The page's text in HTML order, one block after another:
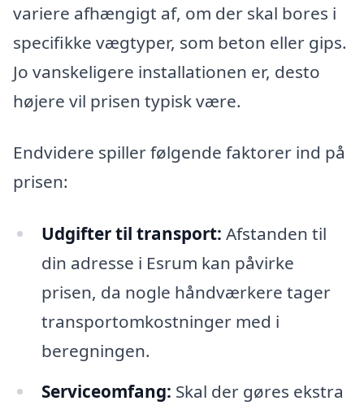
variere afhængigt af, om der skal bores i
specifikke vægtyper, som beton eller gips.
Jo vanskeligere installationen er, desto
højere vil prisen typisk være.
Endvidere spiller følgende faktorer ind på
prisen:
Udgifter til transport: Afstanden til
din adresse i Esrum kan påvirke
prisen, da nogle håndværkere tager
transportomkostninger med i
beregningen.
Serviceomfang: Skal der gøres ekstra